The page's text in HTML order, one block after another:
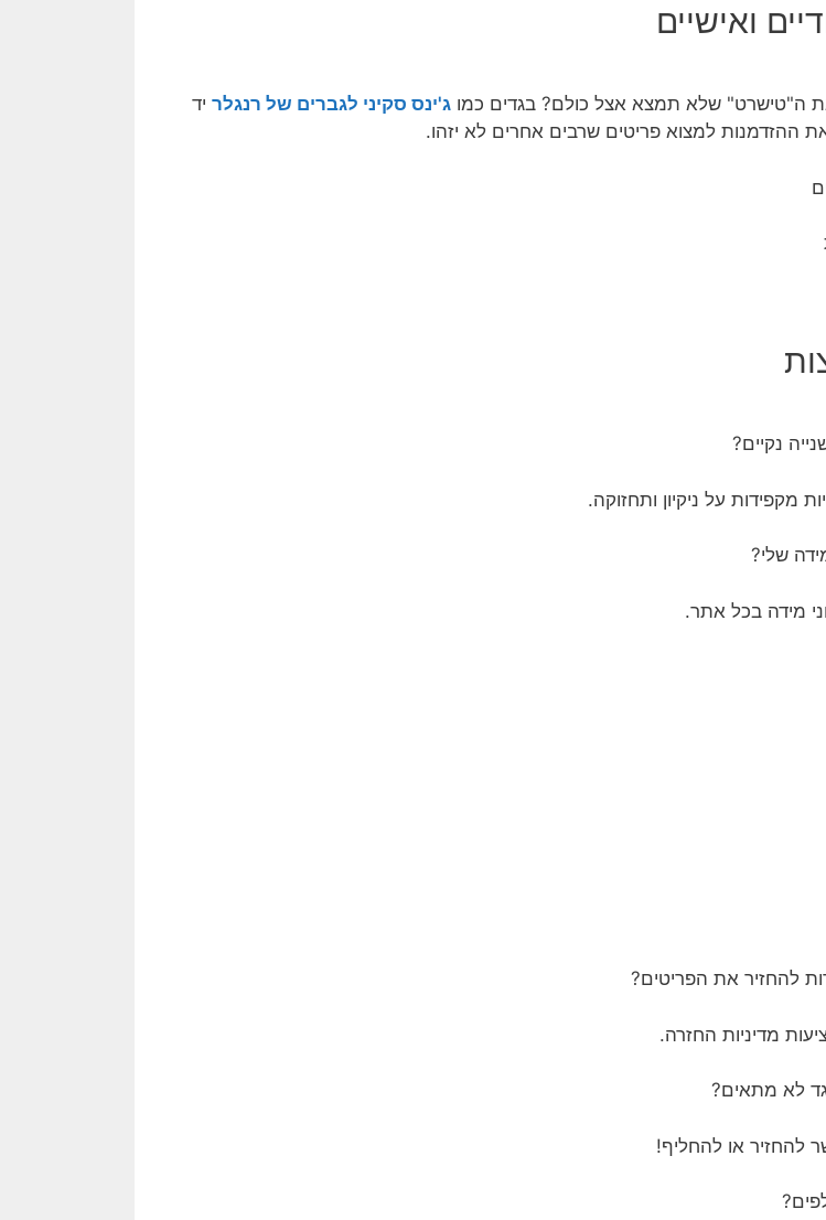
ואישיים
שלא תמצא אצל כולם? בגדים כמו ג'ינס סקיני לגברים של רנגלר יד
ההזדמנות למצוא פריטים שרבים אחרים לא יזהו.
מקפידות על ניקיון ותחזוקה.
מידה בכל אתר.
מדיניות החזרה.
להחזיר או להחליף!